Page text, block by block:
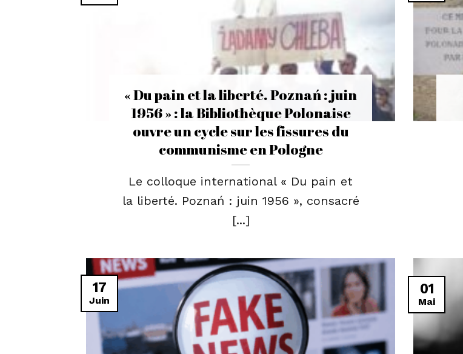
« Du pain et la liberté. Poznań : juin
1956 » : la Bibliothèque Polonaise
ouvre un cycle sur les fissures du
communisme en Pologne
Le colloque international « Du pain et
la liberté. Poznań : juin 1956 », consacré
[...]
17
Juin
01
Mai